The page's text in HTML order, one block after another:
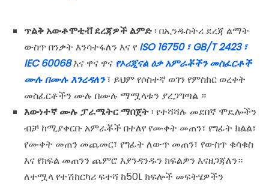
ጥልቅ አውቶሞቲቭ ደረጃዎች ልምድ፡ በኢንዱስትሪ ደረጃ ልማት
ውስጥ በንቃት እንሳተፋለን እና የ ISO 16750 ፣ GB/T 2423 ፣
IEC 60068እና ዋና ዋና የኦሪጂናል ዕቃ አምራቾችን መስፈርቶች
ሙሉ በሙሉ እንረዳለን፣ ይህም የሶስተኛ ወገን የምስክር ወረቀት
መስፈርቶችን ሙሉ በሙሉ ማሟላቱን ያረጋግጣል ።
እውነተኛ ሙሉ ፓራሜትር ማበጀት፡ የተሻሻሉ መደበኛ ሞዴሎችን
ብቻ ከሚያቀርቡ አምራቾች በተለየ የሙቀት መጠን፣ የግፊት ክልል፣
የሙቀት መጠን መጨመር፣ የግፊት ለውጥ መጠን፣ የውስጥ ቁሳቁስ
እና የክፍል መጠንን ጨምሮ እያንዳንዱን ክፍልዎን እናዘጋጃለን።
ለተሟላ የተሽከርካሪ ፍተሻ ከ50L ክፍሎች መፍትሄዎችን